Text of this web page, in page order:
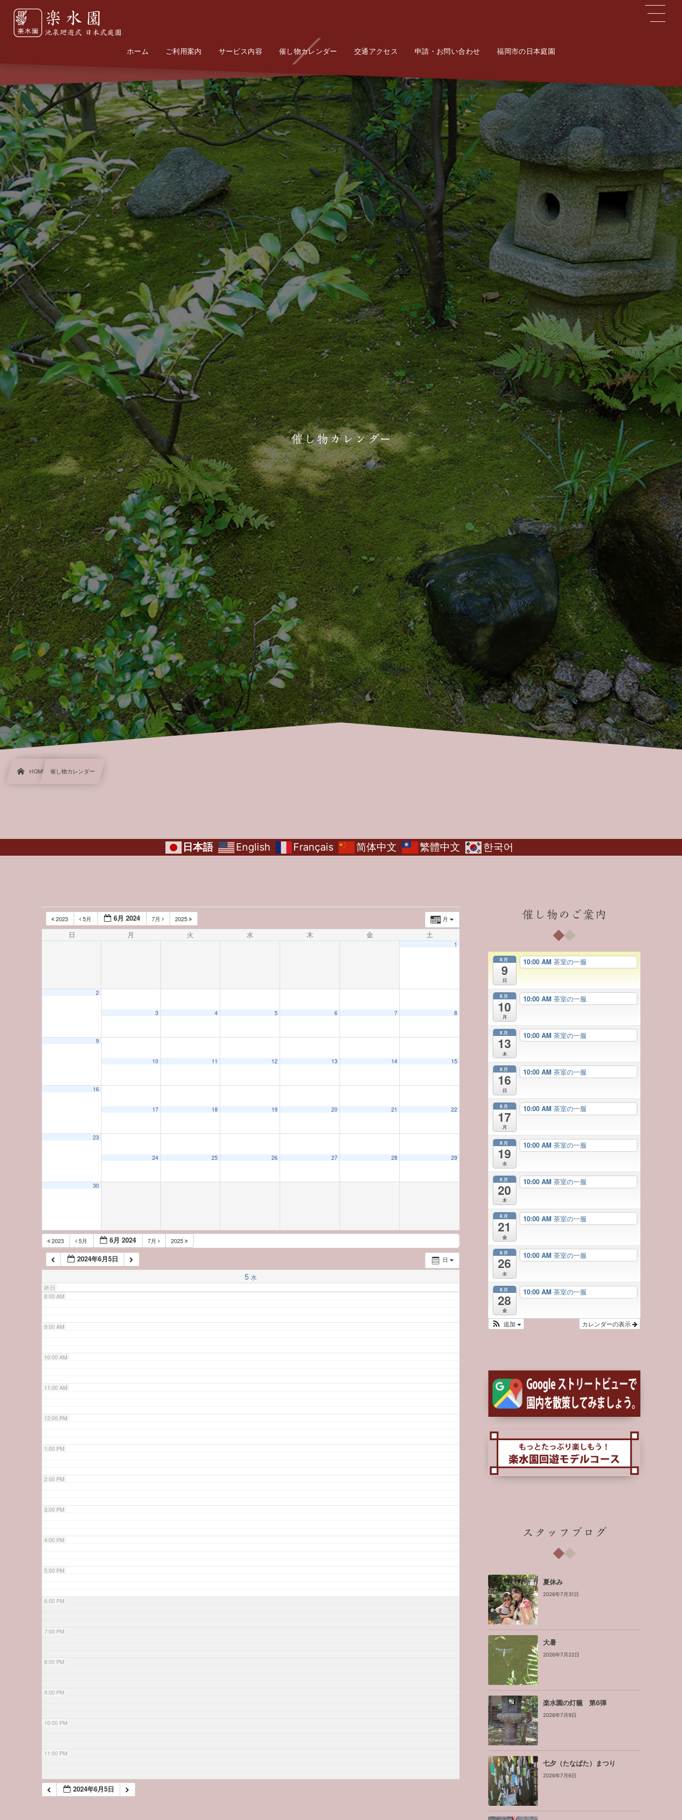
ホーム
Home ご利用案内
Information サービス内容
Service 催し物カレンダー
Event 交通アクセス
Access 申請・お問い合わせ
Contact 福岡市の日本庭園
Potal
催し物カレンダー
HOME 催し物カレンダー
日本語 English Français 简体中文 繁體中文 한국어
月
2023 5月 6月 2024 7月 2025
日 月 火 水 木 金 土
1
2
3 4 5 6 7 8
9
10 11 12 13 14 15
16
17 18 19 20 21 22
23
24 25 26 27 28 29
30
2023 5月 6月 2024 7月 2025
日
2024年6月5日
5 水
終日
6:00 AM
7:00 AM
8:00 AM
9:00 AM
10:00 AM
11:00 AM
12:00 PM
1:00 PM
2:00 PM
3:00 PM
4:00 PM
5:00 PM
6:00 PM
7:00 PM
8:00 PM
9:00 PM
10:00 PM
11:00 PM
2024年6月5日
催し物のご案内
8月
9
日
10:00 AM 茶室の一服
8月
10
月
10:00 AM 茶室の一服
8月
13
木
10:00 AM 茶室の一服
8月
16
日
10:00 AM 茶室の一服
8月
17
月
10:00 AM 茶室の一服
8月
19
水
10:00 AM 茶室の一服
8月
20
木
10:00 AM 茶室の一服
8月
21
金
10:00 AM 茶室の一服
8月
26
水
10:00 AM 茶室の一服
8月
28
金
10:00 AM 茶室の一服
カレンダーの表示
追加
スタッフブログ
夏休み
2026年7月31日
大暑
2026年7月22日
楽水園の灯籠 第6弾
2026年7月9日
七夕（たなばた）まつり
2026年7月6日